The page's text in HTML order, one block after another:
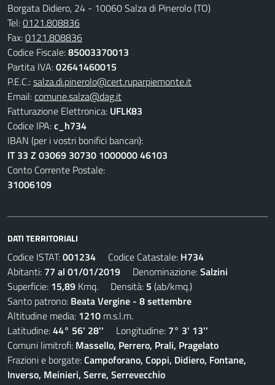
Borgata Didiero, 24 - 10060 Salza di Pinerolo (TO)
Tel:0121.808836
Fax:0121.808836
Codice Fiscale:85003370013
Partita IVA:02641460015
P.E.C.:salza.di.pinerolo@cert.ruparpiemonte.it
Email:comune.salza@dag.it
Fatturazione Elettronica: UFLK83
Codice IPA:c_h734
IBAN (per i vostri bonifici bancari):
IT 33 Z 03069 30730 1000000 46103
Conto Corrente Postale:
31006109
DATI TERRITORIALI
Codice ISTAT:001234 Codice Catastale: H734
Abitanti: 77 al 01/01/2019 Denominazione:Salzini
Superficie: 15,89 Kmq. Densità: 5 (ab/kmq.)
Santo patrono: Beata Vergine - 8 settembre
Altitudine media: 1210 m.s.l.m.
Latitudine:44° 56' 28'' Longitudine: 7° 3' 13''
Comuni limitrofi: Massello, Perrero, Prali, Pragelato
Frazioni e borgate:Campoforano, Coppi, Didiero, Fontane,
Inverso, Meinieri, Serre, Serrevecchio